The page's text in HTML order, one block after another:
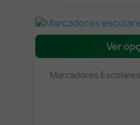
Ver
Marcadores